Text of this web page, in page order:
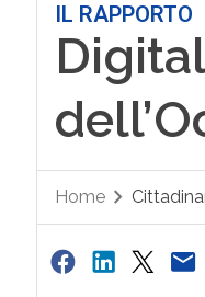
IL RAPPORTO
Home